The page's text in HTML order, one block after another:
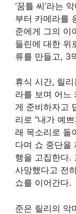
‘꿈틀 씨’라는
부터 카메라를
준에게 그의 이
들린에 대한 위
류를 만들고, 3
휴식 시간, 릴
라를 보며 어느
게 준비하자고
리로 “내가 예
래 목소리로 돌
다며 쇼 중단을
행을 고집한다.
사망했다고 전
쇼를 이어간다.
준은 릴리의 악